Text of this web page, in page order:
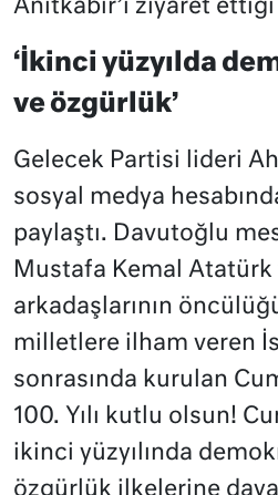
Anıtkabir’i ziyaret
‘İkinci yüzyılda
ve özgürlük’
Gelecek Partisi lideri
sosyal medya
paylaştı. Davutoğlu
Mustafa Kemal Atatürk
arkadaşlarının
milletlere ilham veren
sonrasında kurulan
100. Yılı kutlu olsun!
ikinci yüzyılında
özgürlük ilkelerine